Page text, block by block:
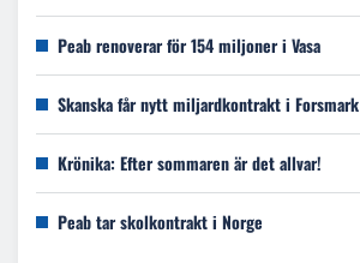
Peab renoverar för 154 miljoner i Vasa
Skanska får nytt miljardkontrakt i Forsmark
Krönika: Efter sommaren är det allvar!
Peab tar skolkontrakt i Norge